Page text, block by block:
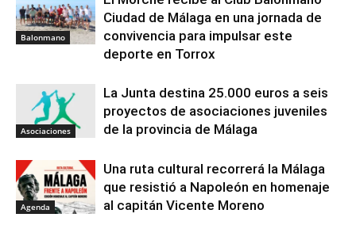
Balonmano
Ciudad de Málaga en una jornada de
convivencia para impulsar este
deporte en Torrox
Asociaciones
La Junta destina 25.000 euros a seis
proyectos de asociaciones juveniles
de la provincia de Málaga
Agenda
Una ruta cultural recorrerá la Málaga
que resistió a Napoleón en homenaje
al capitán Vicente Moreno